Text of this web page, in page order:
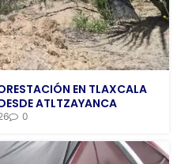
EN TLAXCALA
ATLTZAYANCA
0